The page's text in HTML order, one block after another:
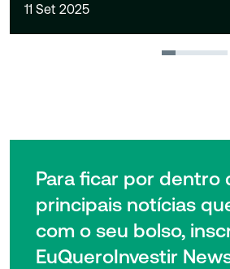
11 Set 2025
1 2 3 4
Para ficar por dentro
principais notícias
com o seu bolso,
EuQueroInvestir